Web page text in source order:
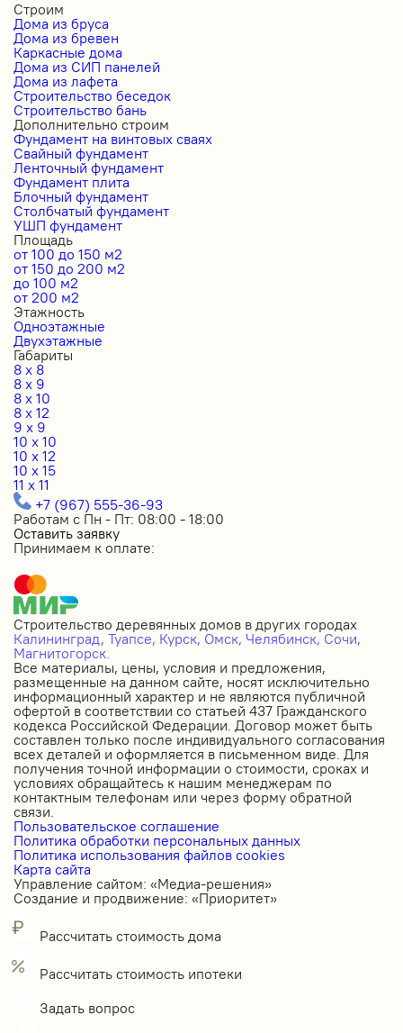
Строим
Дома из бруса
Дома из бревен
Каркасные дома
Дома из СИП панелей
Дома из лафета
Строительство беседок
Строительство бань
Дополнительно строим
Фундамент на винтовых сваях
Свайный фундамент
Ленточный фундамент
Фундамент плита
Блочный фундамент
Столбчатый фундамент
УШП фундамент
Площадь
от 100 до 150 м2
от 150 до 200 м2
до 100 м2
от 200 м2
Этажность
Одноэтажные
Двухэтажные
Габариты
8 x 8
8 x 9
8 x 10
8 x 12
9 x 9
10 x 10
10 x 12
10 x 15
11 x 11
+7 (967) 555-36-93
Работам с Пн - Пт: 08:00 - 18:00
Оставить заявку
Принимаем к оплате:
Строительство деревянных домов в других городах
Калининград, Туапсе, Курск, Омск, Челябинск, Сочи,
Магнитогорск.
Все материалы, цены, условия и предложения,
размещенные на данном сайте, носят исключительно
информационный характер и не являются публичной
офертой в соответствии со статьей 437 Гражданского
кодекса Российской Федерации. Договор может быть
составлен только после индивидуального согласования
всех деталей и оформляется в письменном виде. Для
получения точной информации о стоимости, сроках и
условиях обращайтесь к нашим менеджерам по
контактным телефонам или через форму обратной
связи.
Пользовательское соглашение
Политика обработки персональных данных
Политика использования файлов cookies
Карта сайта
Управление сайтом: «Медиа-решения»
Создание и продвижение: «Приоритет»
Рассчитать стоимость дома
Рассчитать стоимость ипотеки
Задать вопрос